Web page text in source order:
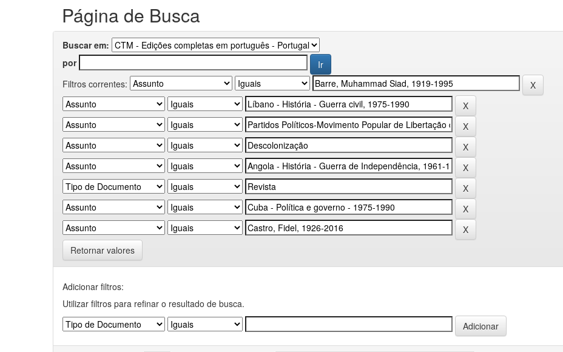
Página de Busca
Buscar em:
por
Filtros correntes:
Retornar valores
Adicionar filtros:
Utilizar filtros para refinar o resultado de busca.